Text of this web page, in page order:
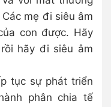
mẹ đi siêu âm
con được. Hãy
hãy đi siêu âm
tục sự phát triển
phân chia tế